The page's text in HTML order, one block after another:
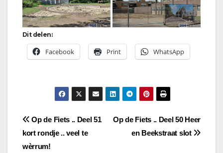
Dit delen:
Facebook Print WhatsApp
Bericht
navigatie
Op de Fiets .. Deel 50 Heer
en Beekstraat slot
Op de Fiets .. Deel 51
kort rondje .. veel te
wèrrum!